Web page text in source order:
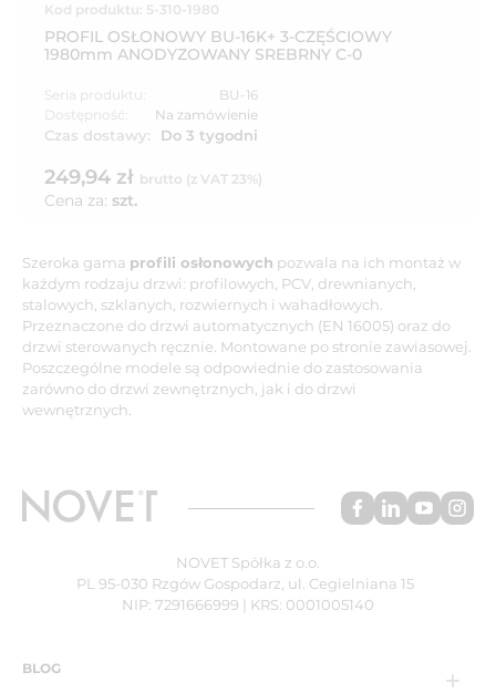
Kod produktu: 5-310-1980
PROFIL OSŁONOWY BU-16K+ 3-CZĘŚCIOWY
1980mm ANODYZOWANY SREBRNY C-0
Seria produktu:
BU-16
Dostępność:
Na zamówienie
Czas dostawy: Do 3 tygodni
249,94 zł brutto (z VAT 23%)
Cena za: szt.
Szeroka gama profili osłonowych pozwala na ich montaż w
każdym rodzaju drzwi: profilowych, PCV, drewnianych,
stalowych, szklanych, rozwiernych i wahadłowych.
Przeznaczone do drzwi automatycznych (EN 16005) oraz do
drzwi sterowanych ręcznie. Montowane po stronie zawiasowej.
Poszczególne modele są odpowiednie do zastosowania
zarówno do drzwi zewnętrznych, jak i do drzwi
wewnętrznych.
NOVET Spółka z o.o.
PL 95-030 Rzgów Gospodarz, ul. Cegielniana 15
NIP: 7291666999 | KRS: 0001005140
BLOG